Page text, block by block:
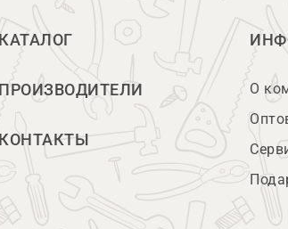
КАТАЛОГ
ПРОИЗВОДИТЕЛИ
КОНТАКТЫ
О